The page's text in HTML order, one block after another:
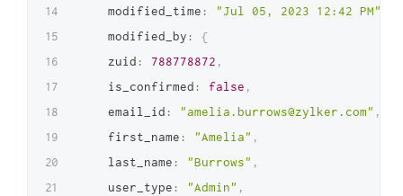
    modified_time
: "Jul 05, 2023 12:42 PM"
    modified_by
:
{
    zuid
: 788778872 ,
    is_confirmed
: false ,
    email_id
: "amelia.burrows@zylker.com" ,
    first_name
: "Amelia" ,
    last_name
: "Burrows" ,
    user_type
: "Admin" ,